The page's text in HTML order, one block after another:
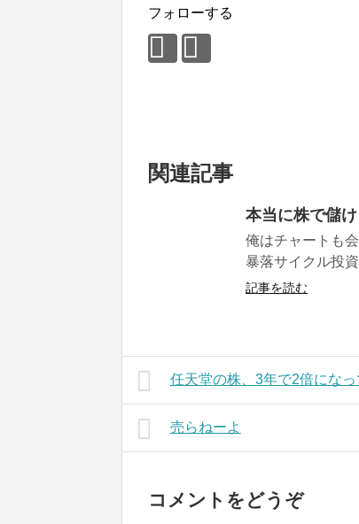
フォローする
関連記事
本当に株で儲
俺はチャートも
暴落サイクル投
記事を読む
任天堂の株、3年で2倍にな
売らねーよ
コメントをどうぞ